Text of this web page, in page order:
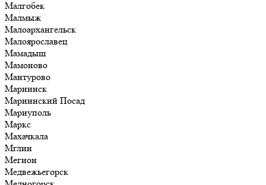
Малгобек
Малмыж
Малоархангельск
Малоярославец
Мамадыш
Мамоново
Мантурово
Мариинск
Мариинский Посад
Мариуполь
Маркс
Махачкала
Мглин
Мегион
Медвежьегорск